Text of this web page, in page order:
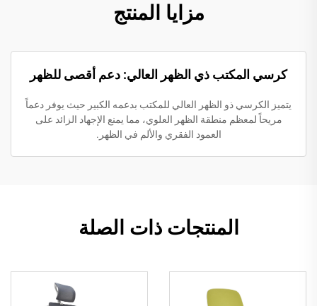
مزايا المنتج
كرسي المكتب ذي الظهر العالي: دعم أقصى للظهر
يتميز الكرسي ذو الظهر العالي للمكتب بدعمه الكبير حيث يوفر دعماً
مريحاً لمعظم منطقة الظهر العلوي، مما يمنع الإجهاد الزائد على
العمود الفقري والألم في الظهر.
المنتجات ذات الصلة